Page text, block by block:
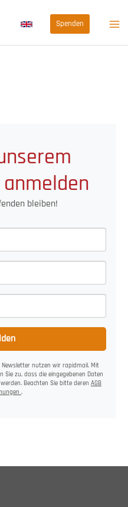
Spenden
bleiben!
Newsletter nutzen wir rapidmail. Mit
Sie zu, dass die eingegebenen Daten
Beachten Sie bitte deren AGB
.